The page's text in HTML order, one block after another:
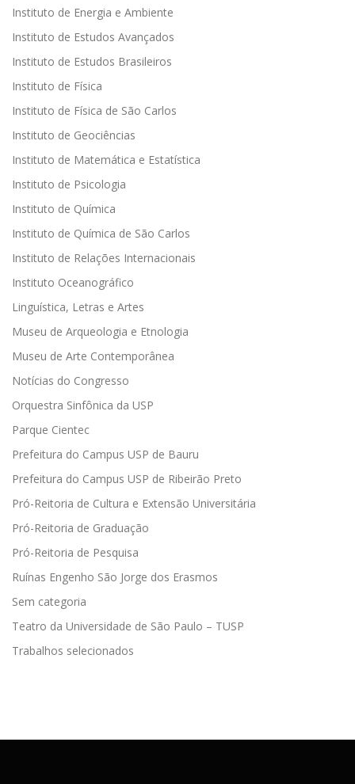
Instituto de Energia e Ambiente
Instituto de Estudos Avançados
Instituto de Estudos Brasileiros
Instituto de Física
Instituto de Física de São Carlos
Instituto de Geociências
Instituto de Matemática e Estatística
Instituto de Psicologia
Instituto de Química
Instituto de Química de São Carlos
Instituto de Relações Internacionais
Instituto Oceanográfico
Linguística, Letras e Artes
Museu de Arqueologia e Etnologia
Museu de Arte Contemporânea
Notícias do Congresso
Orquestra Sinfônica da USP
Parque Cientec
Prefeitura do Campus USP de Bauru
Prefeitura do Campus USP de Ribeirão Preto
Pró-Reitoria de Cultura e Extensão Universitária
Pró-Reitoria de Graduação
Pró-Reitoria de Pesquisa
Ruínas Engenho São Jorge dos Erasmos
Sem categoria
Teatro da Universidade de São Paulo – TUSP
Trabalhos selecionados